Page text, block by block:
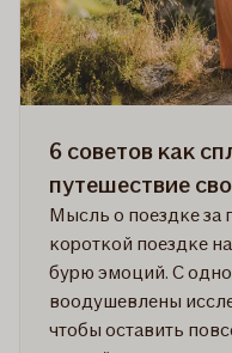
важных
6 советов как
путешествие
Мысль о поездке за
короткой поездке
бурю эмоций. С
воодушевлены
чтобы оставить